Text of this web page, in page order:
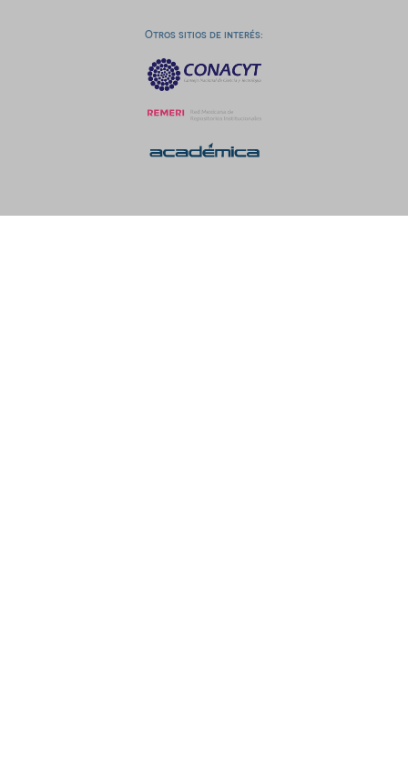
Otros sitios de interés: